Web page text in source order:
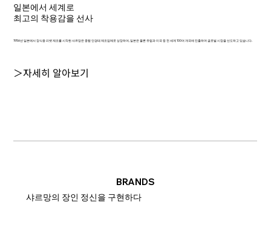
일본에서 세계로
최고의 착용감을 선사
1956년 일본에서 장식용 리벳 제조를 시작한 샤르망은 종합 안경테 제조업체로 성장하여, 일본은 물론 유럽과 미국 등 전 세계 100여 개국에 진출하며 글로벌 시장을 선도하고 있습니다.
＞자세히 알아보기
BRANDS
샤르망의 장인 정신을 구현하다